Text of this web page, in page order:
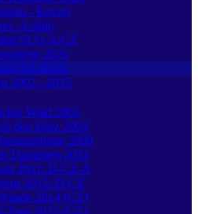
- Rovinj
- Lošinj
SLO-A-CZ
2025
2002 - 2015
Wald 2002
den Harz 2004
2009
Thüringen 2011
2011: D-CZ-A
2012: D-CZ
2014 (CZ)
Tour 2015 (CZ)